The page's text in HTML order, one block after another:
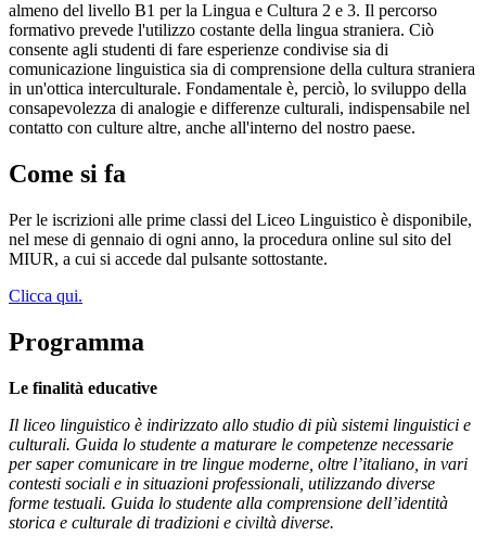
almeno del livello B1 per la Lingua e Cultura 2 e 3. Il percorso
formativo prevede l'utilizzo costante della lingua straniera. Ciò
consente agli studenti di fare esperienze condivise sia di
comunicazione linguistica sia di comprensione della cultura straniera
in un'ottica interculturale. Fondamentale è, perciò, lo sviluppo della
consapevolezza di analogie e differenze culturali, indispensabile nel
contatto con culture altre, anche all'interno del nostro paese.
Come si fa
Per le iscrizioni alle prime classi del Liceo Linguistico è disponibile,
nel mese di gennaio di ogni anno, la procedura online sul sito del
MIUR, a cui si accede dal pulsante sottostante.
Clicca qui.
Programma
Le finalità educative
Il liceo linguistico è indirizzato allo studio di più sistemi linguistici e
culturali. Guida lo studente a maturare le competenze necessarie
per saper comunicare in tre lingue moderne, oltre l’italiano, in vari
contesti sociali e in situazioni professionali, utilizzando diverse
forme testuali. Guida lo studente alla comprensione dell’identità
storica e culturale di tradizioni e civiltà diverse.